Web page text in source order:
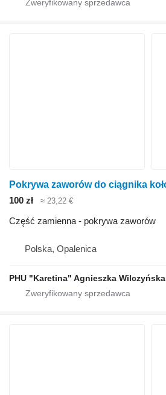
100 zł ≈ 23,22 €
Część zamienna - pokrywa zaworów
Polska, Opalenica
PHU "Karetina" Agnieszka Wilczyńska